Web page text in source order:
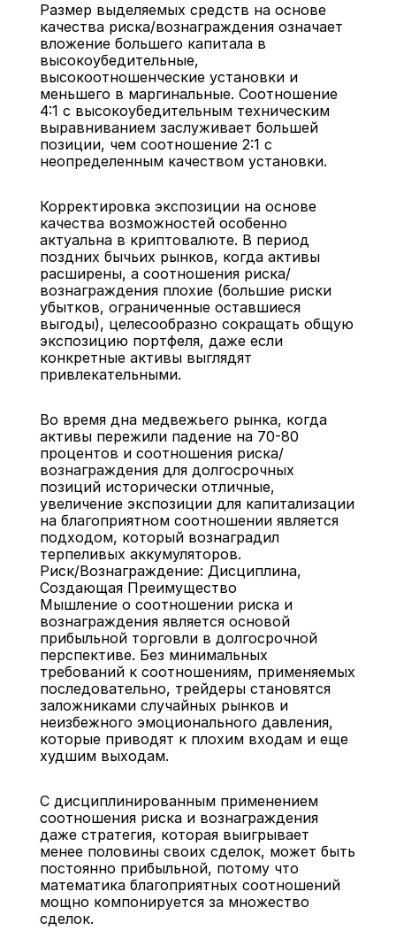
Размер выделяемых средств на основе
качества риска/вознаграждения означает
вложение большего капитала в
высокоубедительные,
высокоотношенческие установки и
меньшего в маргинальные. Соотношение
4:1 с высокоубедительным техническим
выравниванием заслуживает большей
позиции, чем соотношение 2:1 с
неопределенным качеством установки.
Корректировка экспозиции на основе
качества возможностей особенно
актуальна в криптовалюте. В период
поздних бычьих рынков, когда активы
расширены, а соотношения риска/
вознаграждения плохие (большие риски
убытков, ограниченные оставшиеся
выгоды), целесообразно сокращать общую
экспозицию портфеля, даже если
конкретные активы выглядят
привлекательными.
Во время дна медвежьего рынка, когда
активы пережили падение на 70-80
процентов и соотношения риска/
вознаграждения для долгосрочных
позиций исторически отличные,
увеличение экспозиции для капитализации
на благоприятном соотношении является
подходом, который вознаградил
терпеливых аккумуляторов.
Риск/Вознаграждение: Дисциплина,
Создающая Преимущество
Мышление о соотношении риска и
вознаграждения является основой
прибыльной торговли в долгосрочной
перспективе. Без минимальных
требований к соотношениям, применяемых
последовательно, трейдеры становятся
заложниками случайных рынков и
неизбежного эмоционального давления,
которые приводят к плохим входам и еще
худшим выходам.
С дисциплинированным применением
соотношения риска и вознаграждения
даже стратегия, которая выигрывает
менее половины своих сделок, может быть
постоянно прибыльной, потому что
математика благоприятных соотношений
мощно компонируется за множество
сделок.